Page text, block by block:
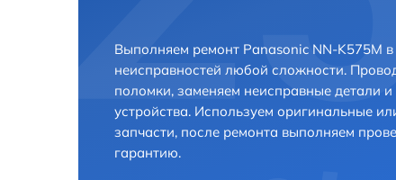
Выполняем ремонт Panasonic NN-K575M
неисправностей любой сложности.
поломки, заменяем неисправные детали
устройства. Используем оригинальные
запчасти, после ремонта выполняем
гарантию.